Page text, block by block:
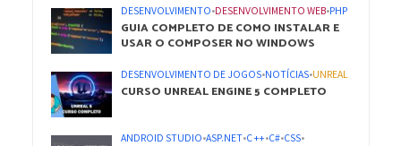
DESENVOLVIMENTO•DESENVOLVIMENTO WEB•PHP
GUIA COMPLETO DE COMO INSTALAR E
USAR O COMPOSER NO WINDOWS
DESENVOLVIMENTO DE JOGOS•NOTÍCIAS•UNREAL
CURSO UNREAL ENGINE 5 COMPLETO
ANDROID STUDIO•ASP.NET•C ++•C#•CSS•